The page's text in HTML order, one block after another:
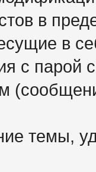
в
в
с парой
темы,